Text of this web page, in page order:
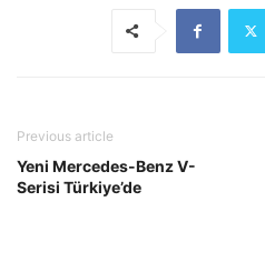
Previous article
Yeni Mercedes-Benz V-
Serisi Türkiye’de